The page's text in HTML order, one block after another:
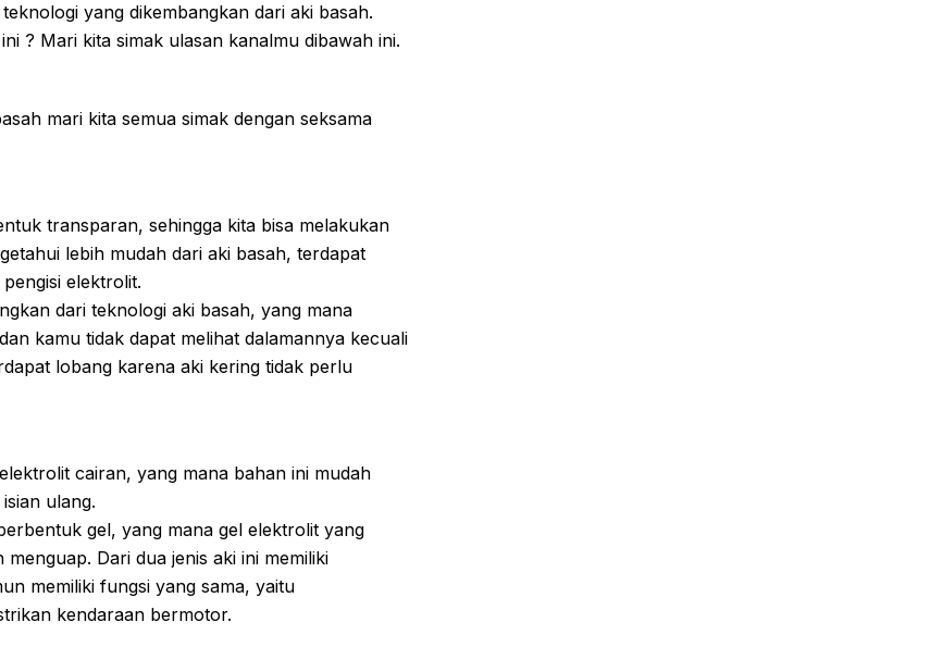
yang dikembangkan dari aki basah.
? Mari kita simak ulasan kanalmu dibawah ini.
mari kita semua simak dengan seksama
transparan, sehingga kita bisa melakukan
lebih mudah dari aki basah, terdapat
elektrolit.
dari teknologi aki basah, yang mana
kamu tidak dapat melihat dalamannya kecuali
lobang karena aki kering tidak perlu
cairan, yang mana bahan ini mudah
ulang.
gel, yang mana gel elektrolit yang
Dari dua jenis aki ini memiliki
memiliki fungsi yang sama, yaitu
kendaraan bermotor.